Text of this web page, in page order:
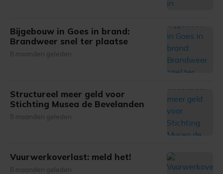
Bijgebouw in Goes in brand:
Brandweer snel ter plaatse
8 maanden geleden
Structureel meer geld voor
Stichting Musea de Bevelanden
8 maanden geleden
Vuurwerkoverlast: meld het!
8 maanden geleden